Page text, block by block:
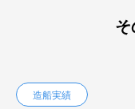
そ
造船実績